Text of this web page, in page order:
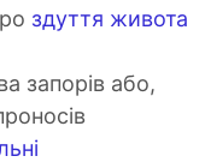
здуття живота
запорів або,